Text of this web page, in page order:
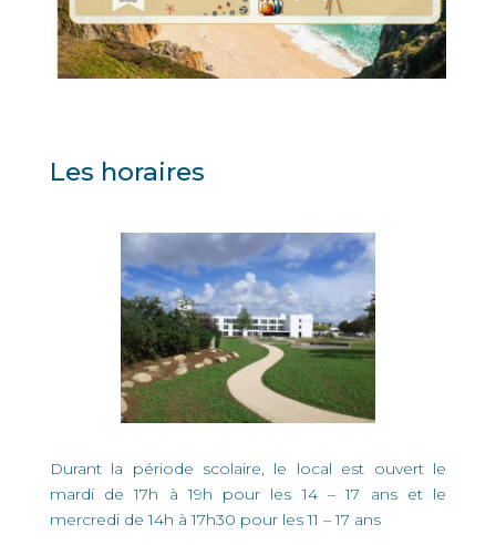
Les horaires
Durant la période scolaire, le local est ouvert le
mardi de 17h à 19h pour les 14 – 17 ans et le
mercredi de 14h à 17h30 pour les 11 – 17 ans